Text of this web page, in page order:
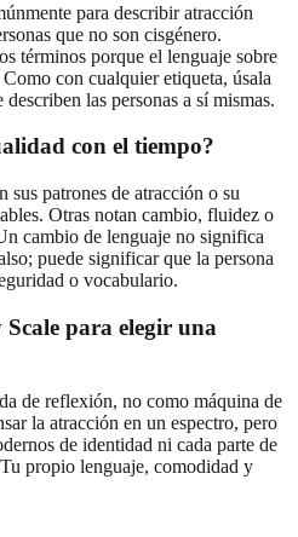
para describir atracción
que no son cisgénero.
términos porque el lenguaje sobre
con cualquier etiqueta, úsala
las personas a sí mismas.
con el tiempo?
sus patrones de atracción o su
Otras notan cambio, fluidez o
cambio de lenguaje no significa
puede significar que la persona
o vocabulario.
para elegir una
de reflexión, no como máquina de
la atracción en un espectro, pero
de identidad ni cada parte de
propio lenguaje, comodidad y